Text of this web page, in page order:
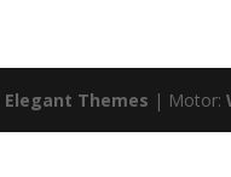
Elegant Themes | Motor: